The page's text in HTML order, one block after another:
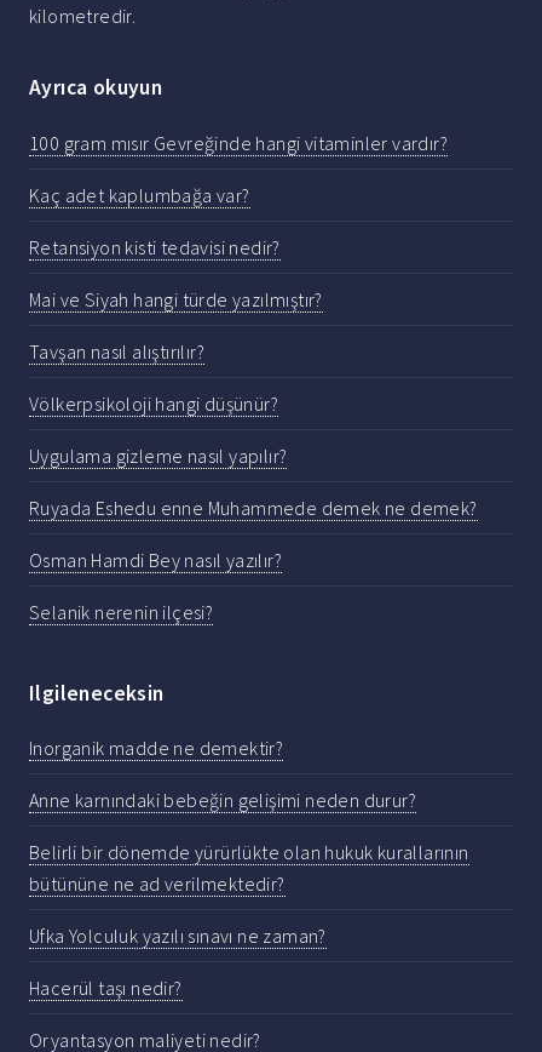
kilometredir.
Ayrıca okuyun
100 gram mısır Gevreğinde hangi vitaminler vardır?
Kaç adet kaplumbağa var?
Retansiyon kisti tedavisi nedir?
Mai ve Siyah hangi türde yazılmıştır?
Tavşan nasıl alıştırılır?
Völkerpsikoloji hangi düşünür?
Uygulama gizleme nasıl yapılır?
Ruyada Eshedu enne Muhammede demek ne demek?
Osman Hamdi Bey nasıl yazılır?
Selanik nerenin ilçesi?
Ilgileneceksin
Inorganik madde ne demektir?
Anne karnındaki bebeğin gelişimi neden durur?
Belirli bir dönemde yürürlükte olan hukuk kurallarının
bütününe ne ad verilmektedir?
Ufka Yolculuk yazılı sınavı ne zaman?
Hacerül taşı nedir?
Oryantasyon maliyeti nedir?